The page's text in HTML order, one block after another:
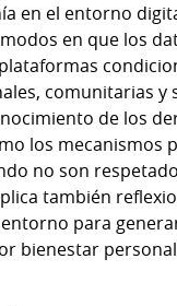
en el entorno
en que los
comunitarias y
de los
los mecanismos
no son
también
para
bienestar